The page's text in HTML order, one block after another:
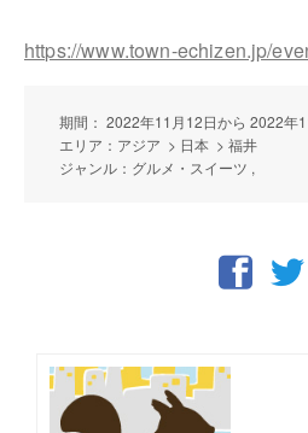
https://www.town-echizen.jp/
期間： 2022年11月12日から 2022年
エリア：アジア > 日本 > 福井
ジャンル：グルメ・スイーツ ,